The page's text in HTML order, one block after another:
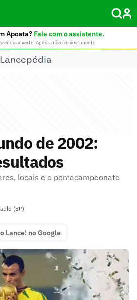
Aposta? Fale com o assistente.
adverte: Aposta não é investimento
Lancepédia
de 2002:
locais e o pentacampeonato
(SP)
Lance! no Google